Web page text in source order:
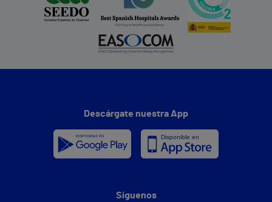
Descárgate nuestra App
Síguenos